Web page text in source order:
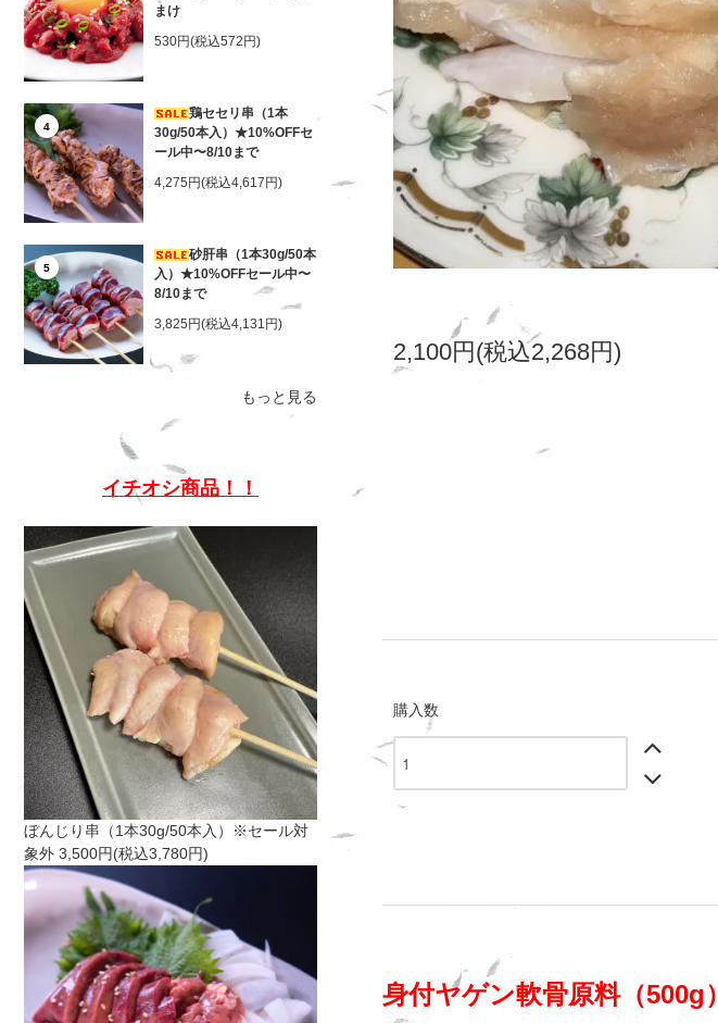
まけ
530円(税込572円)
4
鶏セセリ串（1本
30g/50本入）★10%OFFセ
ール中〜8/10まで
4,275円(税込4,617円)
5
砂肝串（1本30g/50本
入）★10%OFFセール中〜
8/10まで
3,825円(税込4,131円)
もっと見る
イチオシ商品！！
ぼんじり串（1本30g/50本入）※セール対
象外 3,500円(税込3,780円)
2,100円(税込2,268円)
購入数
身付ヤゲン軟骨原料（500g）